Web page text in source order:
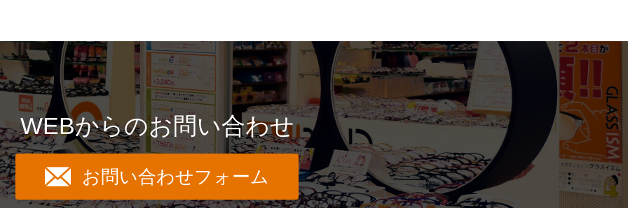
WEBからのお問い合わせ
お問い合わせフォーム